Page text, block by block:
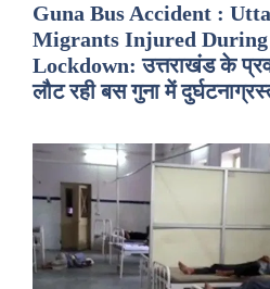
Guna Bus Accident :
Migrants Injured During
Lockdown: उत्तराखंड के
लौट रही बस गुना में